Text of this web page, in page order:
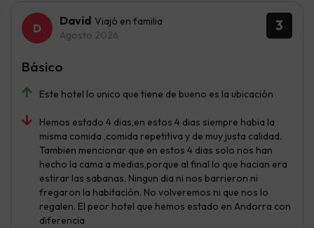
3
David Viajó en familia
Agosto 2026
Este hotel lo unico que tiene de bueno es la ubicación
Hemos estado 4 dias,en estos 4 dias siempre habia la
misma comida ,comida repetitiva y de muy justa calidad.
Tambien mencionar que en estos 4 dias solo nos han
hecho la cama a medias,porque al final lo que hacian era
estirar las sabanas. Ningun dia ni nos barrieron ni
fregaron la habitación. No volveremos ni que nos lo
regalen. El peor hotel que hemos estado en Andorra con
diferencia
Básico